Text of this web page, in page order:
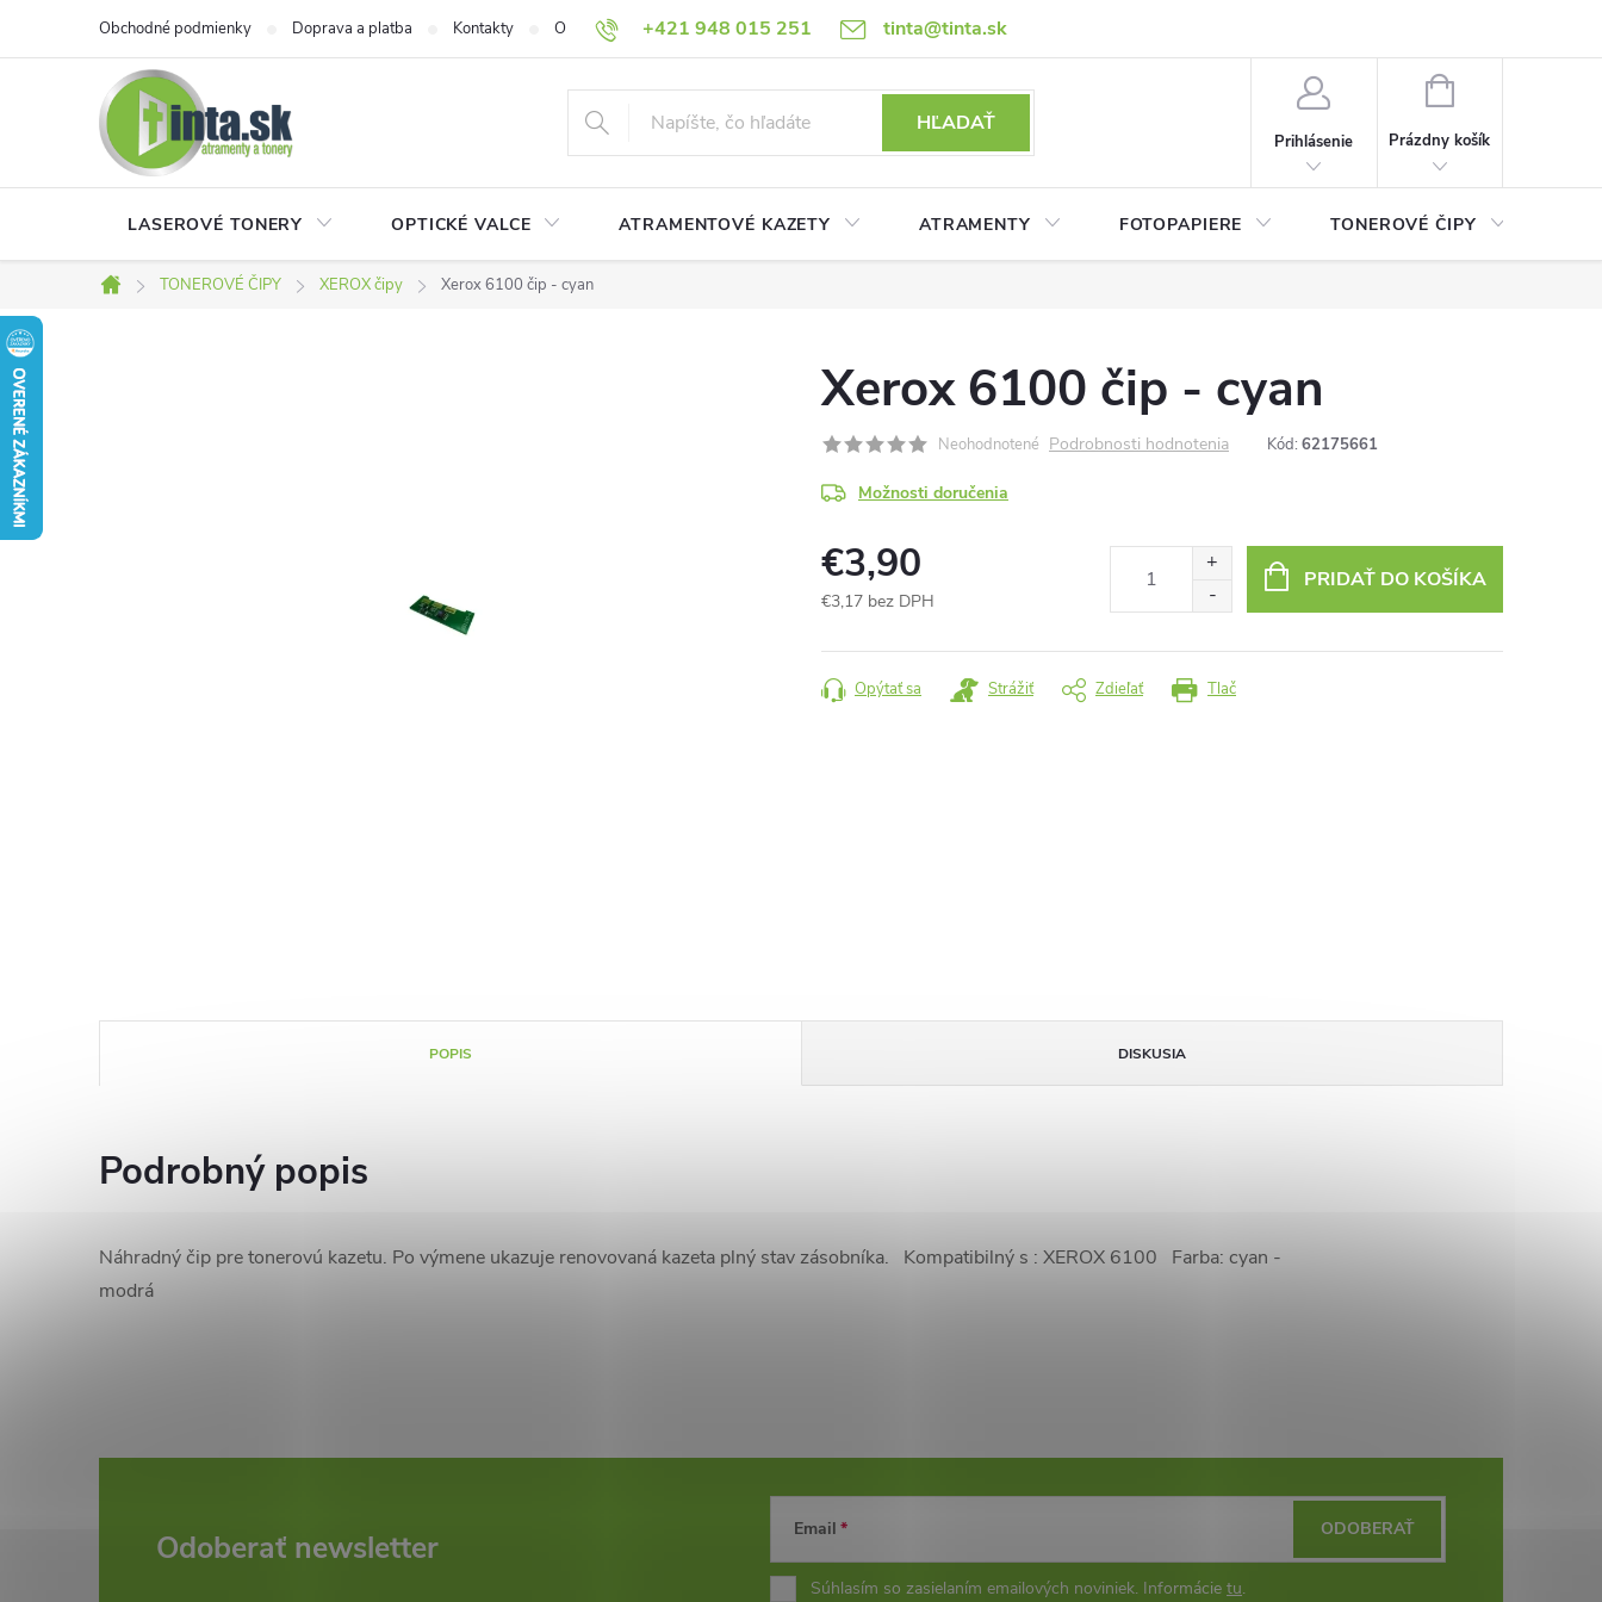
+421 948 015 251 tinta@tinta.sk
Obchodné podmienky Doprava a platba Kontakty O nás Často kladené otázky Ako nakupovať Ochrana osobný údajov (GDPR)
HĽADAŤ
Prihlásenie
NÁKUPNÝ
Prázdny košík
LASEROVÉ TONERY OPTICKÉ VALCE ATRAMENTOVÉ KAZETY ATRAMENTY FOTOPAPIERE TONEROVÉ ČIPY
Domov
TONEROVÉ ČIPY XEROX čipy Xerox 6100 čip - cyan
Xerox 6100 čip - cyan
Neohodnotené Podrobnosti hodnotenia Kód: 62175661
Možnosti doručenia
€3,90
€3,17 bez DPH
cena:
PRIDAŤ DO KOŠÍKA
Tlač
Opýtať sa Strážiť Zdieľať
POPIS DISKUSIA
Podrobný popis
Náhradný čip pre tonerovú kazetu. Po výmene ukazuje renovovaná kazeta plný stav zásobníka. Kompatibilný s : XEROX 6100 Farba: cyan -
modrá
Odoberať newsletter Email
Súhlasím so zasielaním emailových noviniek. Informácie tu.
ODOBERAŤ